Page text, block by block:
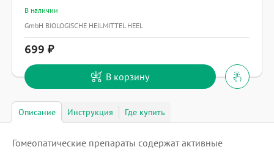
В наличии
GmbH BIOLOGISCHE HEILMITTEL HEEL
699
В корзину
Описание Инструкция Где купить
Гомеопатические препараты содержат активные